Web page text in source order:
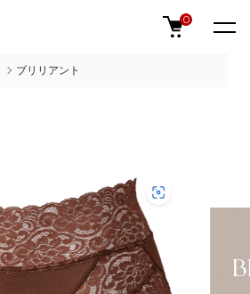
0
ブリリアント